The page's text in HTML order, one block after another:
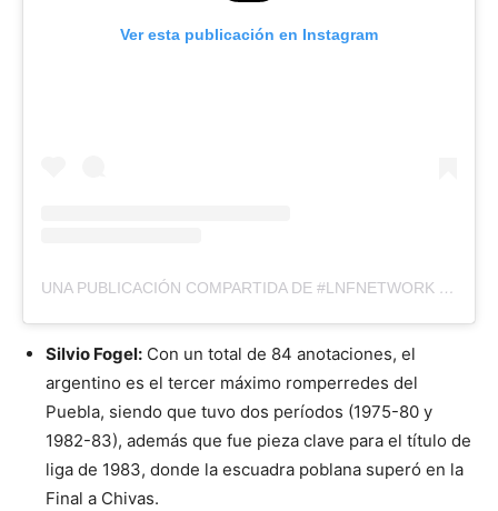
Ver esta publicación en Instagram
UNA PUBLICACIÓN COMPARTIDA DE #LNFNETWORK (@LNFNETWORK)
Silvio Fogel: Con un total de 84 anotaciones, el
argentino es el tercer máximo romperredes del
Puebla, siendo que tuvo dos períodos (1975-80 y
1982-83), además que fue pieza clave para el título de
liga de 1983, donde la escuadra poblana superó en la
Final a Chivas.